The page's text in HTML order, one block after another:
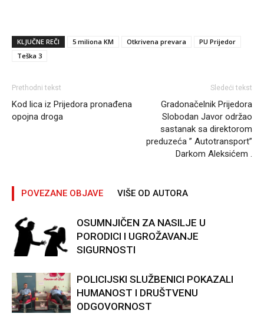
KLJUČNE REČI 5 miliona KM Otkrivena prevara
PU Prijedor
Teška 3
Prethodni tekst
Kod lica iz Prijedora pronađena
opojna droga
Sledeći tekst
Gradonačelnik Prijedora
Slobodan Javor održao
sastanak sa direktorom
preduzeća ” Autotransport”
Darkom Aleksićem .
POVEZANE OBJAVE VIŠE OD AUTORA
OSUMNJIČEN ZA NASILJE U
PORODICI I UGROŽAVANJE
SIGURNOSTI
POLICIJSKI SLUŽBENICI POKAZALI
HUMANOST I DRUŠTVENU
ODGOVORNOST